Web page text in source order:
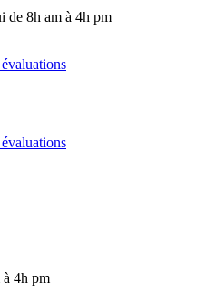
de 8h am à 4h pm
4h pm